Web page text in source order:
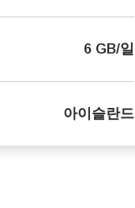
6 GB/일
아이슬란드